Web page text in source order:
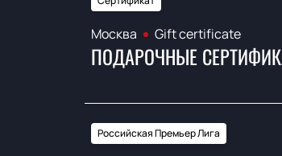
Москва Gift certificate
ПОДАРОЧНЫЕ
Российская Премьер Лига